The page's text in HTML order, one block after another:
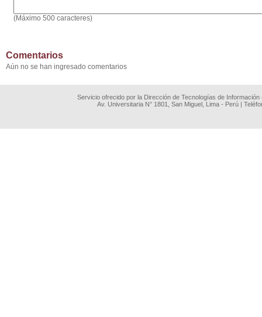
(Máximo 500 caracteres)
Comentarios
Aún no se han ingresado comentarios
Servicio ofrecido por la Dirección de Tecnologías de
Av. Universitaria N° 1801, San Miguel, Lima - Perú |